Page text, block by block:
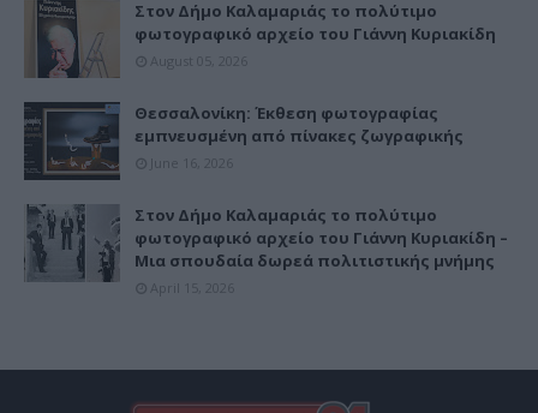
Στον Δήμο Καλαμαριάς το πολύτιμο
φωτογραφικό αρχείο του Γιάννη Κυριακίδη
August 05, 2026
Θεσσαλονίκη: Έκθεση φωτογραφίας
εμπνευσμένη από πίνακες ζωγραφικής
June 16, 2026
Στον Δήμο Καλαμαριάς το πολύτιμο
φωτογραφικό αρχείο του Γιάννη Κυριακίδη –
Μια σπουδαία δωρεά πολιτιστικής μνήμης
April 15, 2026